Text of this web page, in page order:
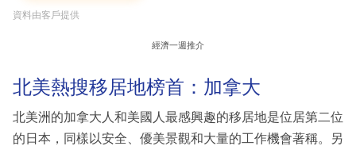
資料由客戶提供
經濟一週推介
北美熱搜移居地榜首：加拿大
北美洲的加拿大人和美國人最感興趣的移居地是位居第二位
的日本，同樣以安全、優美景觀和大量的工作機會著稱。另